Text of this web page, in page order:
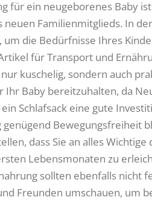
für ein neugeborenes Baby
Familienmitglieds. In
um die Bedürfnisse Ihres
für Transport und
kuschelig, sondern auch
Ihr Baby bereitzuhalten, da
Schlafsack eine gute
Bewegungsfreiheit
dass Sie an alles
Lebensmonaten zu
sollten ebenfalls nicht
Freunden umschauen, um